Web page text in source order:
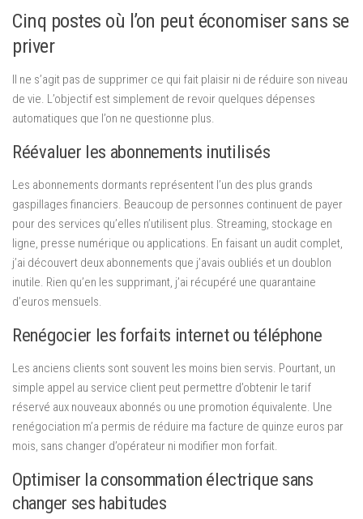
Cinq postes où l’on peut économiser sans se
priver
Il ne s’agit pas de supprimer ce qui fait plaisir ni de réduire son niveau
de vie. L’objectif est simplement de revoir quelques dépenses
automatiques que l’on ne questionne plus.
Réévaluer les abonnements inutilisés
Les abonnements dormants représentent l’un des plus grands
gaspillages financiers. Beaucoup de personnes continuent de payer
pour des services qu’elles n’utilisent plus. Streaming, stockage en
ligne, presse numérique ou applications. En faisant un audit complet,
j’ai découvert deux abonnements que j’avais oubliés et un doublon
inutile. Rien qu’en les supprimant, j’ai récupéré une quarantaine
d’euros mensuels.
Renégocier les forfaits internet ou téléphone
Les anciens clients sont souvent les moins bien servis. Pourtant, un
simple appel au service client peut permettre d’obtenir le tarif
réservé aux nouveaux abonnés ou une promotion équivalente. Une
renégociation m’a permis de réduire ma facture de quinze euros par
mois, sans changer d’opérateur ni modifier mon forfait.
Optimiser la consommation électrique sans
changer ses habitudes